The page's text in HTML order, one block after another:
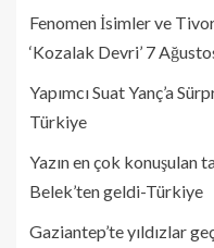
Fenomen İsimler ve
‘Kozalak Devri’ 7
Yapımcı Suat Yanç’a
Türkiye
Yazın en çok konuşulan
Belek’ten geldi-Türkiye
Gaziantep’te yıldızlar